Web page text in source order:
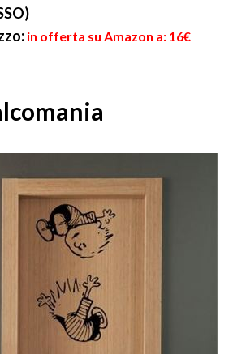
in offerta su Amazon a: 16€